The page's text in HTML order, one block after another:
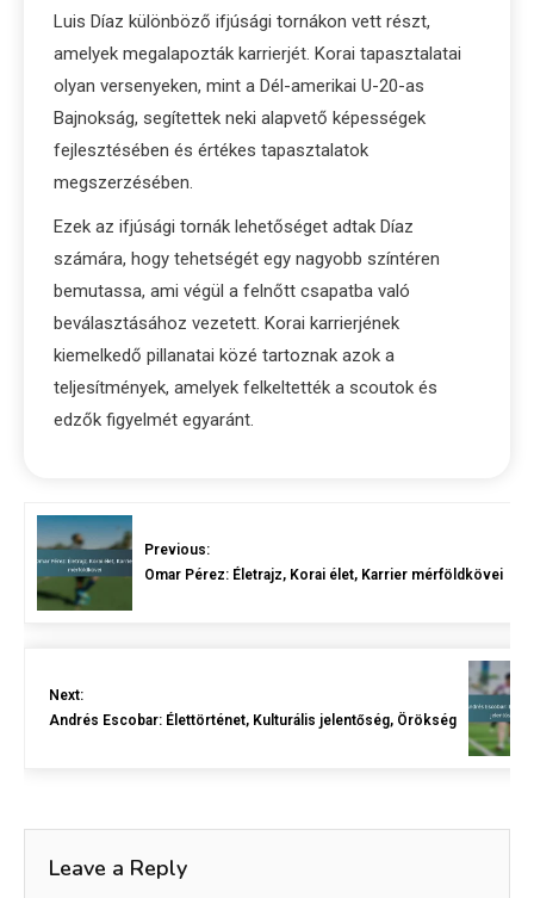
Luis Díaz különböző ifjúsági tornákon vett részt,
amelyek megalapozták karrierjét. Korai tapasztalatai
olyan versenyeken, mint a Dél-amerikai U-20-as
Bajnokság, segítettek neki alapvető képességek
fejlesztésében és értékes tapasztalatok
megszerzésében.
Ezek az ifjúsági tornák lehetőséget adtak Díaz
számára, hogy tehetségét egy nagyobb színtéren
bemutassa, ami végül a felnőtt csapatba való
beválasztásához vezetett. Korai karrierjének
kiemelkedő pillanatai közé tartoznak azok a
teljesítmények, amelyek felkeltették a scoutok és
edzők figyelmét egyaránt.
Previous:
Omar Pérez: Életrajz, Korai élet, Karrier mérföldkövei
Next:
Andrés Escobar: Élettörténet, Kulturális jelentőség, Örökség
Leave a Reply